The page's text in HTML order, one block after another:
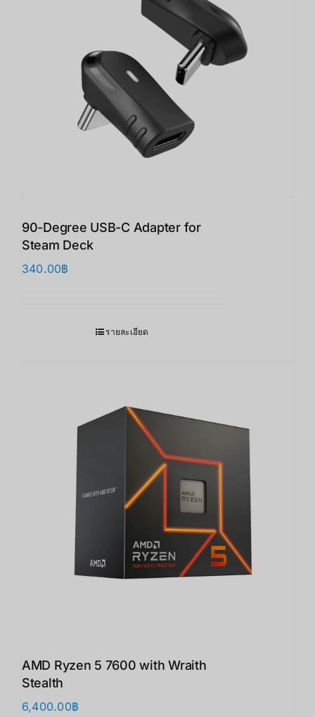
90-Degree USB-C Adapter for
Steam Deck
340.00฿
รายละเอียด
AMD Ryzen 5 7600 with Wraith
Stealth
6,400.00฿